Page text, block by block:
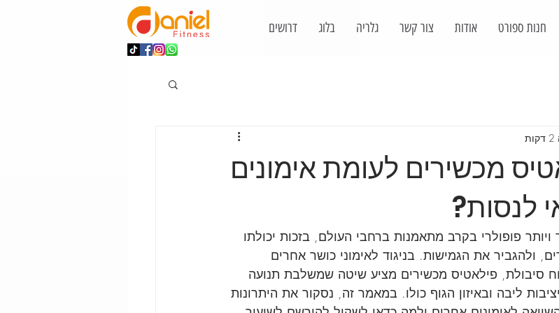
חנות ספורט אודות צור קשר גלריה בלוג דרושים
מכשירים לעומת אימונים
לנסות?
פופולרי בקרב מתאמנות ברחבי העולם, בזכות יכולתו
ולהגביר את הגמישות. בניגוד לאימוני כושר אחרים
סיבולת, פילאטיס מכשירים מציע שיטה שמשלבת תנועה
ליבה ובאיזון הגוף כולו. במאמר זה, נסקור את היתרונות